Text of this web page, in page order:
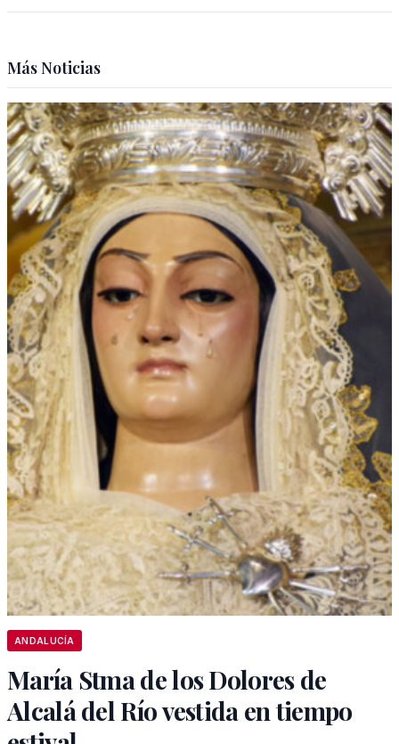
Más Noticias
ANDALUCÍA
María Stma de los Dolores de
Alcalá del Río vestida en tiempo